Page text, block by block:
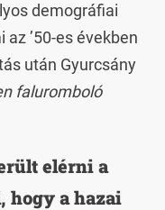
demográfiai
’50-es években
után Gyurcsány
faluromboló
elérni a
hogy a hazai